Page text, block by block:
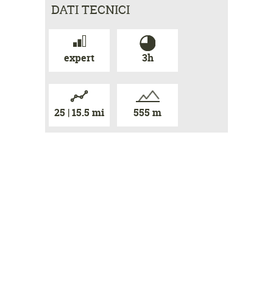
DATI TECNICI
expert 3h
25 | 15.5 mi 555 m